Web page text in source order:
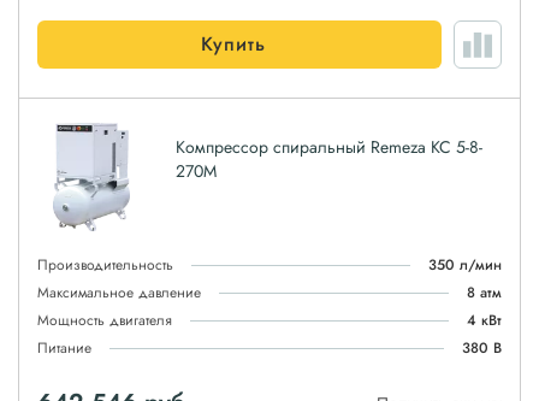
Купить
Компрессор спиральный Remeza КС 5-8-
270М
Производительность
350 л/мин
Максимальное давление
8 атм
Мощность двигателя
4 кВт
Питание
380 В